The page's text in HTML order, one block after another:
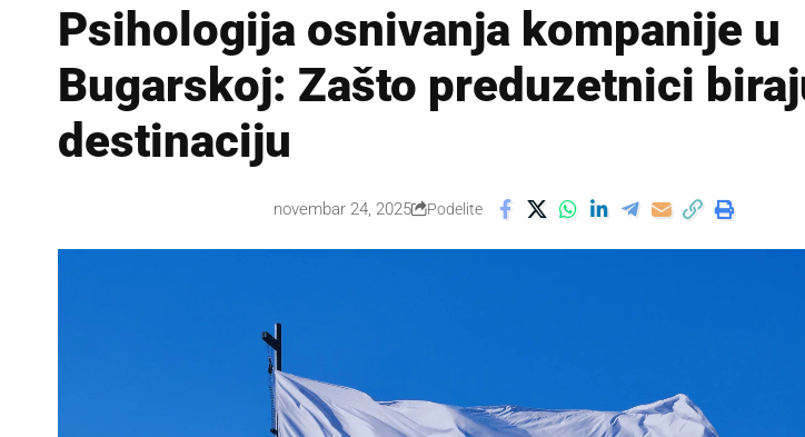
Psihologija osnivanja kompanije u
Bugarskoj: Zašto preduzetnici
destinaciju
novembar 24, 2025 Podelite